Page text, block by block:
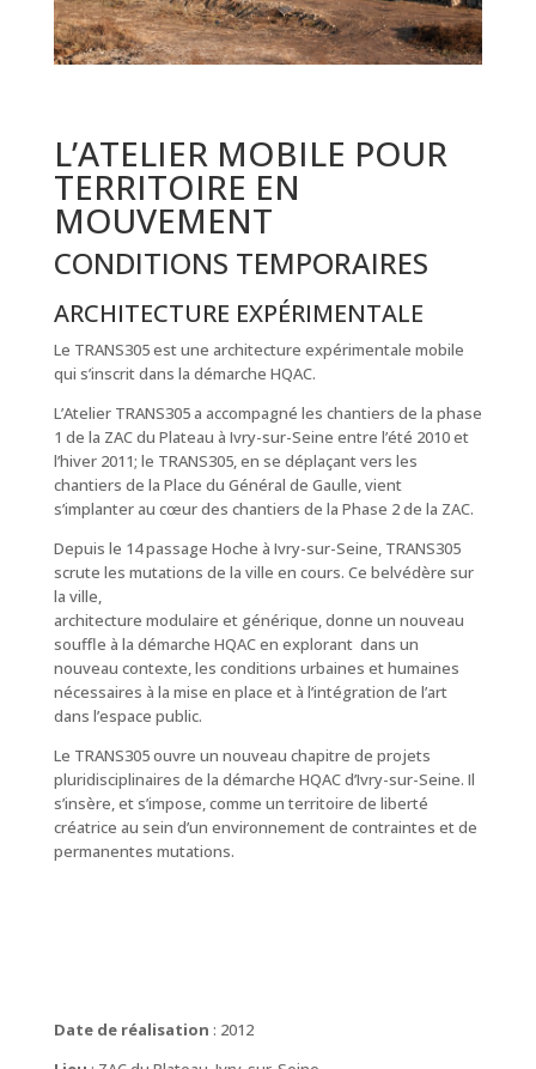
L’ATELIER MOBILE POUR
TERRITOIRE EN
MOUVEMENT
CONDITIONS TEMPORAIRES
ARCHITECTURE EXPÉRIMENTALE
Le TRANS305 est une architecture expérimentale mobile
qui s’inscrit dans la démarche HQAC.
L’Atelier TRANS305 a accompagné les chantiers de la phase
1 de la ZAC du Plateau à Ivry-sur-Seine entre l’été 2010 et
l’hiver 2011; le TRANS305, en se déplaçant vers les
chantiers de la Place du Général de Gaulle, vient
s’implanter au cœur des chantiers de la Phase 2 de la ZAC.
Depuis le 14 passage Hoche à Ivry-sur-Seine, TRANS305
scrute les mutations de la ville en cours. Ce belvédère sur
la ville,
architecture modulaire et générique, donne un nouveau
souffle à la démarche HQAC en explorant dans un
nouveau contexte, les conditions urbaines et humaines
nécessaires à la mise en place et à l’intégration de l’art
dans l’espace public.
Le TRANS305 ouvre un nouveau chapitre de projets
pluridisciplinaires de la démarche HQAC d’Ivry-sur-Seine. Il
s’insère, et s’impose, comme un territoire de liberté
créatrice au sein d’un environnement de contraintes et de
permanentes mutations.
Date de réalisation : 2012